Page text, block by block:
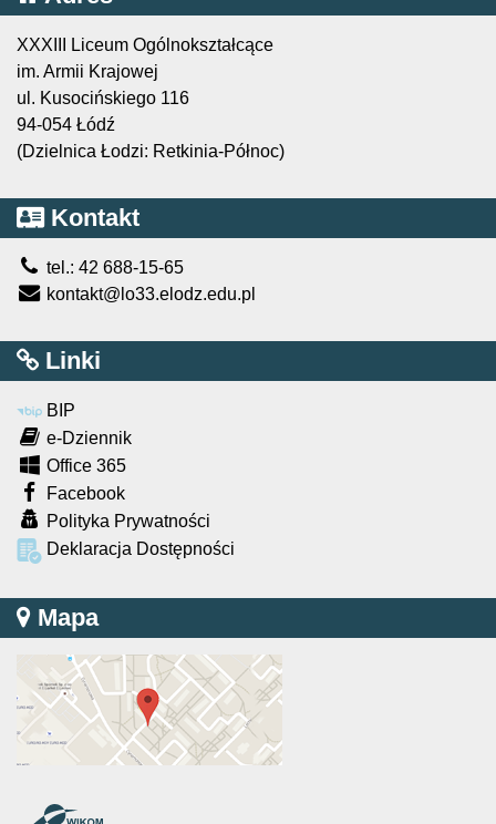
XXXIII Liceum Ogólnokształcące
im. Armii Krajowej
ul. Kusocińskiego 116
94-054 Łódź
(Dzielnica Łodzi: Retkinia-Północ)
Kontakt
tel.: 42 688-15-65
kontakt@lo33.elodz.edu.pl
Linki
BIP
e-Dziennik
Office 365
Facebook
Polityka Prywatności
Deklaracja Dostępności
Mapa